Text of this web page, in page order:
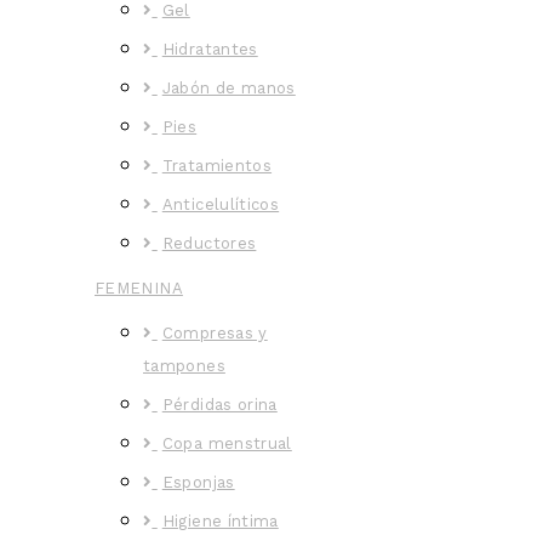
Gel
Hidratantes
Jabón de manos
Pies
Tratamientos
Anticelulíticos
Reductores
FEMENINA
Compresas y
tampones
Pérdidas orina
Copa menstrual
Esponjas
Higiene íntima